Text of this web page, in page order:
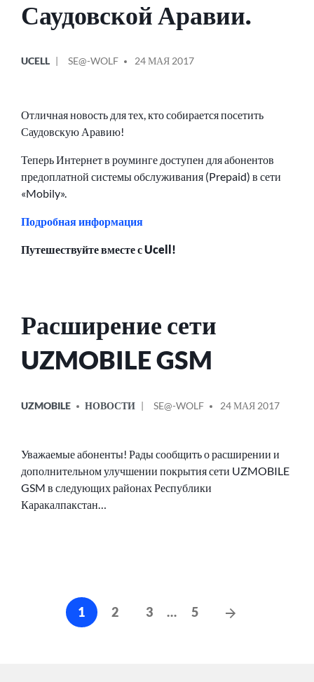
Саудовской Аравии.
В
UCELL
ОТ
SE@-WOLF 24 МАЯ 2017
Отличная новость для тех, кто собирается посетить
Саудовскую Аравию!
Теперь Интернет в роуминге доступен для абонентов
предоплатной системы обслуживания (Prepaid) в сети
«Mobily».
Подробная информация
Путешествуйте вместе с Ucell!
Расширение сети
UZMOBILE GSM
В
UZMOBILE НОВОСТИ
ОТ
SE@-WOLF 24 МАЯ 2017
Уважаемые абоненты! Рады сообщить о расширении и
дополнительном улучшении покрытия сети UZMOBILE
GSM в следующих районах Республики
Каракалпакстан…
Навигация
1 2 3 … 5
Следующие